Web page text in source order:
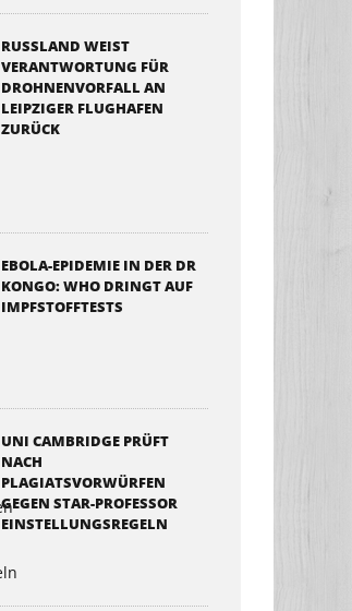
RUSSLAND WEIST
VERANTWORTUNG FÜR
DROHNENVORFALL AN
LEIPZIGER FLUGHAFEN
ZURÜCK
EBOLA-EPIDEMIE IN DER DR
KONGO: WHO DRINGT AUF
IMPFSTOFFTESTS
UNI CAMBRIDGE PRÜFT
NACH
PLAGIATSVORWÜRFEN
GEGEN STAR-PROFESSOR
EINSTELLUNGSREGELN